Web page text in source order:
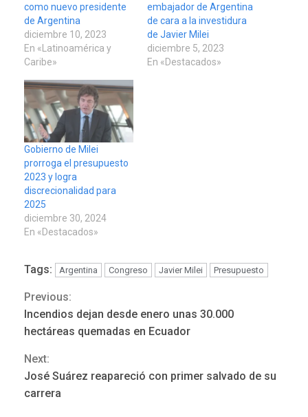
como nuevo presidente
de Argentina
diciembre 10, 2023
En «Latinoamérica y
Caribe»
embajador de Argentina
de cara a la investidura
de Javier Milei
diciembre 5, 2023
En «Destacados»
Gobierno de Milei
prorroga el presupuesto
2023 y logra
discrecionalidad para
2025
diciembre 30, 2024
En «Destacados»
Tags: Argentina Congreso Javier Milei Presupuesto
Continue
Reading
Previous:
Incendios dejan desde enero unas 30.000
hectáreas quemadas en Ecuador
Next:
José Suárez reapareció con primer salvado de su
carrera
ÚLTIMA HORA